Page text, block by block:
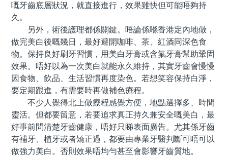
嘅牙齒底層狀況，就直接進行，效果雖快但可能唔夠持
久。
另外，術後護理都係關鍵。唔論係喺香港定內地做，
做完美白後嘅幾日，最好避開咖啡、茶、紅酒同深色食
物。保持良好刷牙習慣，用美白牙膏或含氟牙膏幫助鞏固
效果。唔好以為一次美白就能永久維持，其實牙齒會慢慢
因食物、飲品、生活習慣再度染色。若想笑容保持白淨，
要定期跟進，有需要時再做補色療程。
不少人覺得北上做療程感覺方便，地點選擇多、時間
靈活。但都要留意，若要追求真正持久兼安全嘅美白，最
好事前問清楚牙齒健康，唔好只睇表面廣告。尤其係牙齒
有補牙、植牙或者矯正過，都要由專業牙醫判斷可唔可以
做強力美白。否則效果唔均勻甚至會影響牙齒質地。